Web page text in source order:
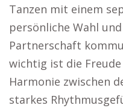
Tanzen mit einem
persönliche Wahl
Partnerschaft
wichtig ist die
Harmonie zwischen
starkes